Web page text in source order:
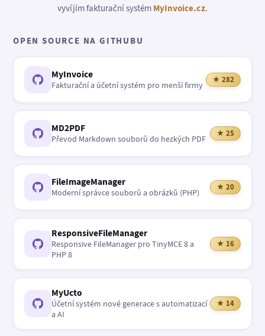
vyvíjím fakturační systém MyInvoice.cz.
OPEN SOURCE NA GITHUBU
MyInvoice
Fakturační a účetní systém pro menší firmy
★ 282
MD2PDF
Převod Markdown souborů do hezkých PDF
★ 25
FileImageManager
Moderní správce souborů a obrázků (PHP)
★ 20
ResponsiveFileManager
Responsive FileManager pro TinyMCE 8 a
PHP 8
★ 16
MyUcto
Účetní systém nové generace s automatizací
a AI
★ 14